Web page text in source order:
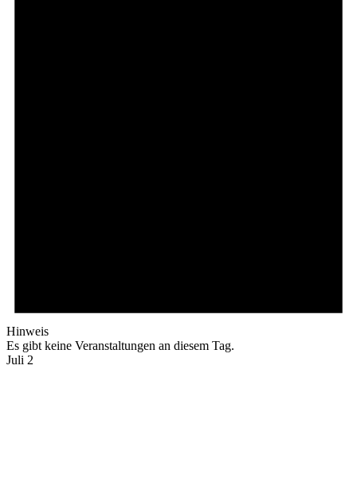
Hinweis
Es gibt keine Veranstaltungen an diesem Tag.
Juli 2